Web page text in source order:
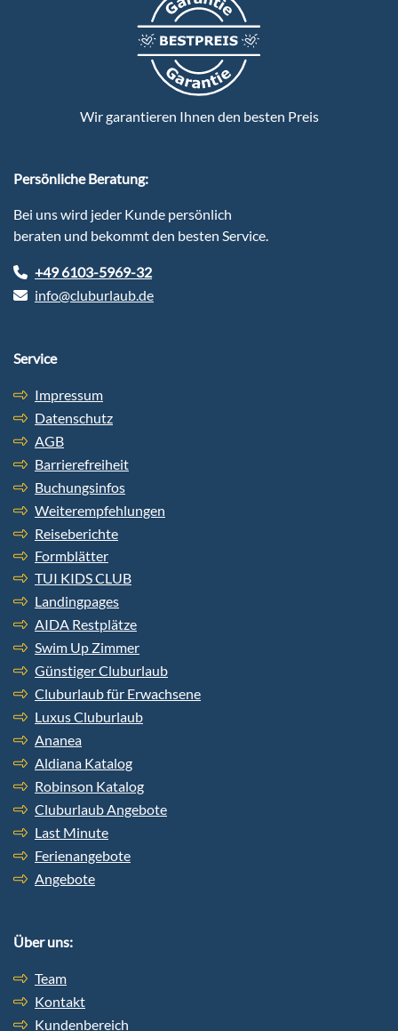
Wir garantieren Ihnen den besten Preis
Persönliche Beratung:
Bei uns wird jeder Kunde persönlich
beraten und bekommt den besten Service.
+49 6103-5969-32
info@cluburlaub.de
Service
Impressum
Datenschutz
AGB
Barrierefreiheit
Buchungsinfos
Weiterempfehlungen
Reiseberichte
Formblätter
TUI KIDS CLUB
Landingpages
AIDA Restplätze
Swim Up Zimmer
Günstiger Cluburlaub
Cluburlaub für Erwachsene
Luxus Cluburlaub
Ananea
Aldiana Katalog
Robinson Katalog
Cluburlaub Angebote
Last Minute
Ferienangebote
Angebote
Über uns:
Team
Kontakt
Kundenbereich